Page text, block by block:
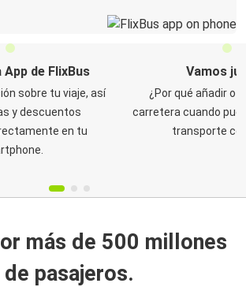
de FlixBus
sobre tu viaje, así
y descuentos
en tu
Vamos
¿Por qué añadir
carretera cuando
transporte
más de 500 millones
de pasajeros.